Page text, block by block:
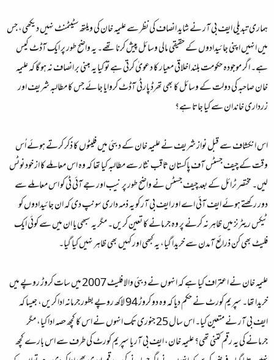
ہماری تبدیلی ایف بی آر نے شاید انصاف کی نظر سے علیمہ خان کی ویلتھ سٹیٹمنٹ نہیں دیکھی، جس
میں انہیں اپنی جائیدادوں کے حقیقی مالی وسائل پیش کرنا تھے۔ یہ واضح طور پر ایک آڈٹ کیس
ہے۔ اگر موجودہ حکومت بلند اخلاقی معیار کا دعویٰ کرتی ہے تو کیا یہ مبنی بر انصاف نہ ہو گا کہ علیمہ
خان صاحبہ کی دولت کے وسائل کا بھی تھرڈ پارٹی آڈٹ کروایا جائے جس کا مطالبہ شریف اور
زرداری خاندان سے کیا جاتا ہے؟
اس انکشاف سے قبل نواز شریف نے علیمہ خان کے دبئی میں فلیٹوں کا ذکر کرتے ہوئے اُس
وقت کے چیف جسٹس آف پاکستان ثاقب نثار سے مطالبہ کیا تھا کہ وہ اس معاملے کا از خود نوٹس
لیں۔ مختصر ٹرائل کے بعد چیف جسٹس نے واضح طور پر نیب اور جے آئی ٹی کو اس معاملے سے
دور رکھتے ہوئے ایف آئی اے اور ایف بی آر کو یہ ذمہ داری سونپ دی کہ ان جائیدادوں کو
ٹیکس ریٹرنز میں ظاہر نہ کرنے پر وہ جرمانے کا تعین کریں۔ مگر یہ سبھی یا ان میں سے کوئی ایک
فلیٹ بھی کن ذرائع آمدن سے خریدا گیا، یہ کبھی اور کہیں بھی ظاہر نہیں کیا گیا۔
علیمہ خان نے اعتراف کیا ہے کہ انہوں نے دبئی والا فلیٹ 2007 میں سات کروڑ روپے میں
خریدا تھا۔ سپریم کورٹ نے حکم دیا کہ وہ دو کروڑ 94 لاکھ روپے بطور جرمانہ ادا کریں، جیسا کہ
ایف بی آر نے متعین کیا۔ اس سال 25 جنوری تک انہوں نے اس کا کچھ حصہ ادا کیا، مگر
جرمانے کی یہ رقم کتنی تھی؟ علیمہ خان، ایف بی آر یا سپریم کورٹ کی طرف سے اس بارے کچھ